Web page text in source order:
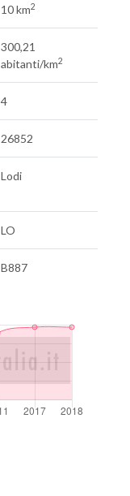
10 km2
300,21
abitanti/km2
4
26852
Lodi
LO
B887